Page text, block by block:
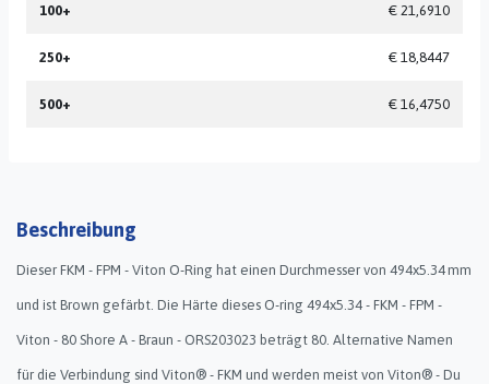
100+ € 21,6910
250+ € 18,8447
500+ € 16,4750
Beschreibung
Dieser FKM - FPM - Viton O-Ring hat einen Durchmesser von 494x5.34 mm
und ist Brown gefärbt. Die Härte dieses O-ring 494x5.34 - FKM - FPM -
Viton - 80 Shore A - Braun - ORS203023 beträgt 80. Alternative Namen
für die Verbindung sind Viton® - FKM und werden meist von Viton® - Du